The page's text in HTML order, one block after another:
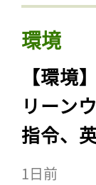
環境
【環境
リーン
指令、
1日前